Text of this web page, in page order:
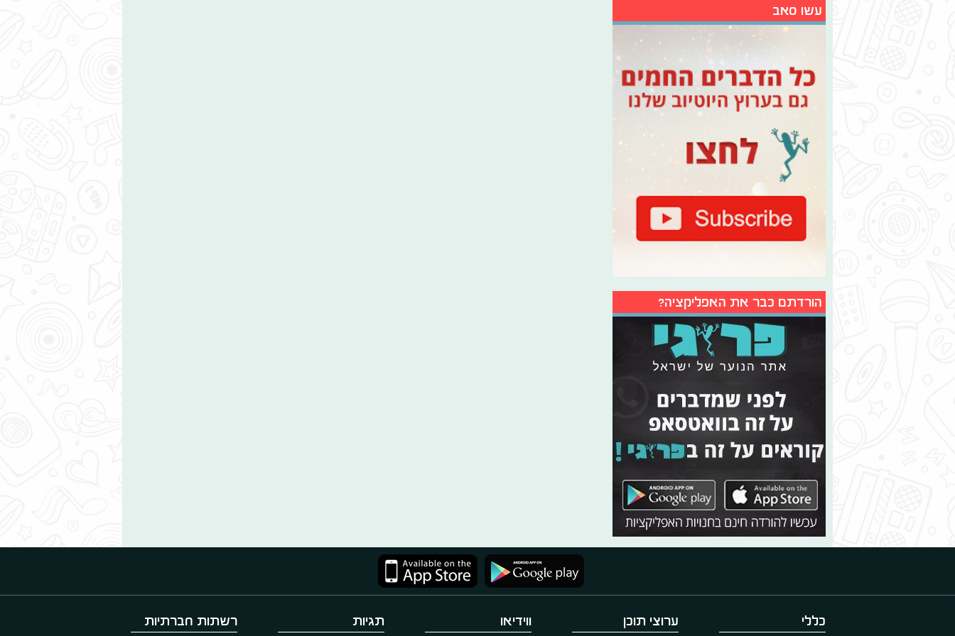
עשו סאב
הורדתם כבר את האפליקציה?
כללי ערוצי תוכן ווידיאו תגיות רשתות חברתיות